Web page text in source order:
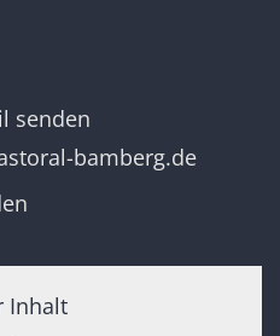
senden
bamberg.de
Inhalt